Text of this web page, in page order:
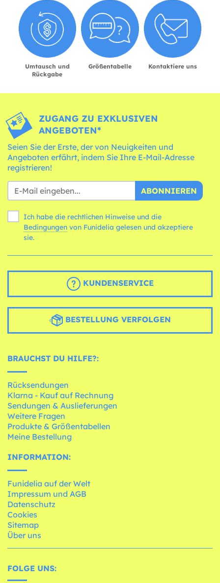
Umtausch und
Rückgabe
Größentabelle Kontaktiere uns
ZUGANG ZU EXKLUSIVEN
ANGEBOTEN*
Seien Sie der Erste, der von Neuigkeiten und
Angeboten erfährt, indem Sie Ihre E-Mail-Adresse
registrieren!
ABONNIEREN
Ich habe die rechtlichen Hinweise und die
Bedingungen
sie.
KUNDENSERVICE
BESTELLUNG VERFOLGEN
BRAUCHST DU HILFE?:
Rücksendungen
Klarna - Kauf auf Rechnung
Sendungen & Auslieferungen
Weitere Fragen
Produkte & Größentabellen
Meine Bestellung
INFORMATION:
Funidelia auf der Welt
Impressum und AGB
Datenschutz
Cookies
Sitemap
Über uns
FOLGE UNS: